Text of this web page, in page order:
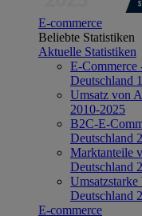
E-commerce
Beliebte Statistiken
Aktuelle Statistiken
E-Commerce
Deutschland
Umsatz von
2010-2025
B2C-E-
Deutschland
Marktanteile
Deutschland
Deutschland
E-commerce